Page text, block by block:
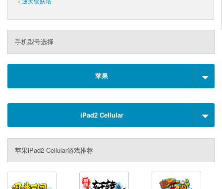
逆天锁妖塔
手机型号选择
苹果
iPad2 Cellular
苹果iPad2 Cellular游戏推荐